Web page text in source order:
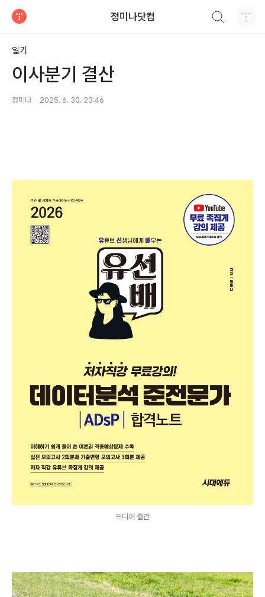
정미나닷컴
일기
이사분기 결산
정미나 2025. 6. 30. 23:46
드디어 출간